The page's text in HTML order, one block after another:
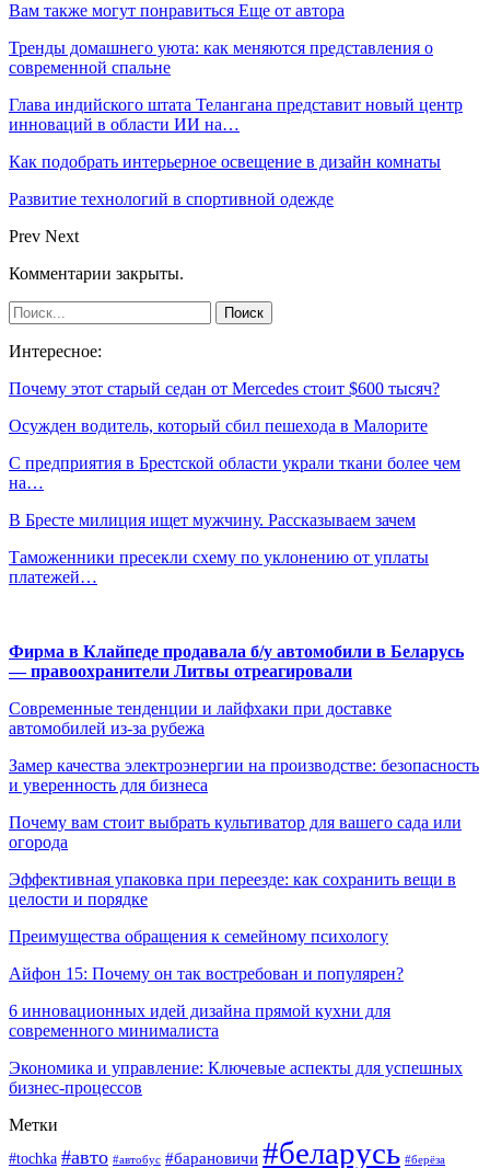
Вам также могут понравиться Еще от автора
Тренды домашнего уюта: как меняются представления о
современной спальне
Глава индийского штата Телангана представит новый центр
инноваций в области ИИ на…
Как подобрать интерьерное освещение в дизайн комнаты
Развитие технологий в спортивной одежде
Prev Next
Комментарии закрыты.
Интересное:
Почему этот старый седан от Mercedes стоит $600 тысяч?
Осужден водитель, который сбил пешехода в Малорите
С предприятия в Брестской области украли ткани более чем
на…
В Бресте милиция ищет мужчину. Рассказываем зачем
Таможенники пресекли схему по уклонению от уплаты
платежей…
Фирма в Клайпеде продавала б/у автомобили в Беларусь
— правоохранители Литвы отреагировали
Современные тенденции и лайфхаки при доставке
автомобилей из-за рубежа
Замер качества электроэнергии на производстве: безопасность
и уверенность для бизнеса
Почему вам стоит выбрать культиватор для вашего сада или
огорода
Эффективная упаковка при переезде: как сохранить вещи в
целости и порядке
Преимущества обращения к семейному психологу
Айфон 15: Почему он так востребован и популярен?
6 инновационных идей дизайна прямой кухни для
современного минималиста
Экономика и управление: Ключевые аспекты для успешных
бизнес-процессов
Метки
#tochka #авто #автобус #барановичи #беларусь #берёза